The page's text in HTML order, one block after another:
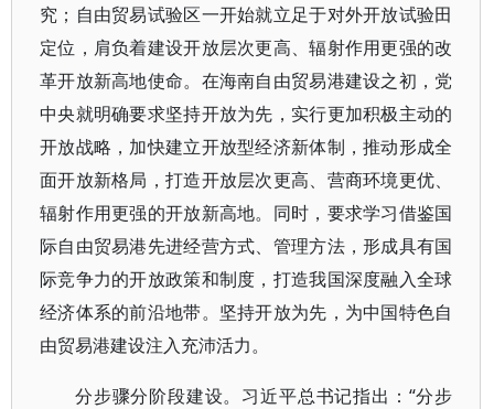
究；自由贸易试验区一开始就立足于对外开放试验田
定位，肩负着建设开放层次更高、辐射作用更强的改
革开放新高地使命。在海南自由贸易港建设之初，党
中央就明确要求坚持开放为先，实行更加积极主动的
开放战略，加快建立开放型经济新体制，推动形成全
面开放新格局，打造开放层次更高、营商环境更优、
辐射作用更强的开放新高地。同时，要求学习借鉴国
际自由贸易港先进经营方式、管理方法，形成具有国
际竞争力的开放政策和制度，打造我国深度融入全球
经济体系的前沿地带。坚持开放为先，为中国特色自
由贸易港建设注入充沛活力。
分步骤分阶段建设。习近平总书记指出：“分步